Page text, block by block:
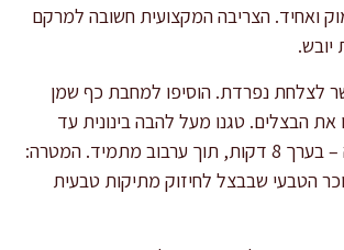
ואחיד. הצריבה המקצועית חשובה למרקם
יובש.
לצלחת נפרדת. הוסיפו למחבת כף שמן
את הבצלים. טגנו מעל להבה בינונית עד
להזהבה עדינה – בערך 8 דקות, תוך ערבוב מתמיד. המטרה:
הטבעי שבבצל לחיזוק מתיקות טבעית